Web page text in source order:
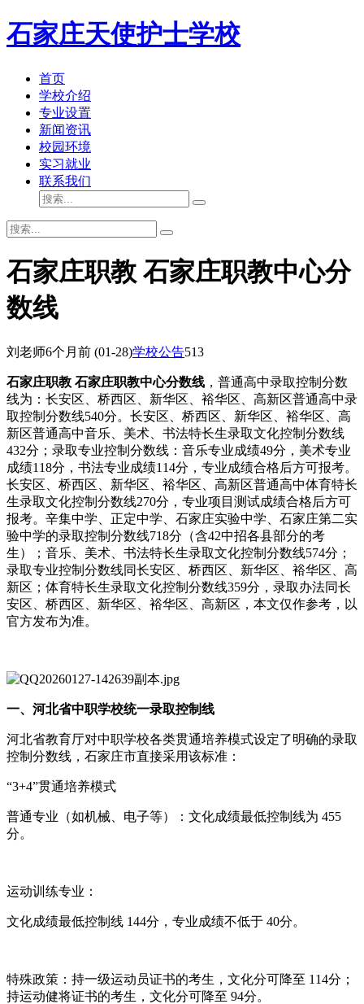
石家庄天使护士学校
首页
学校介绍
专业设置
新闻资讯
校园环境
实习就业
联系我们
石家庄职教 石家庄职教中心分
数线
刘老师6个月前 (01-28)学校公告513
石家庄职教 石家庄职教中心分数线 ，普通高中录取控制分数
线为：长安区、桥西区、新华区、裕华区、高新区普通高中录
取控制分数线540分。长安区、桥西区、新华区、裕华区、高
新区普通高中音乐、美术、书法特长生录取文化控制分数线
432分；录取专业控制分数线：音乐专业成绩49分，美术专业
成绩118分，书法专业成绩114分，专业成绩合格后方可报考。
长安区、桥西区、新华区、裕华区、高新区普通高中体育特长
生录取文化控制分数线270分，专业项目测试成绩合格后方可
报考。辛集中学、正定中学、石家庄实验中学、石家庄第二实
验中学的录取控制分数线718分（含42中招各县部分的考
生）；音乐、美术、书法特长生录取文化控制分数线574分；
录取专业控制分数线同长安区、桥西区、新华区、裕华区、高
新区；体育特长生录取文化控制分数线359分，录取办法同长
安区、桥西区、新华区、裕华区、高新区，本文仅作参考，以
官方发布为准。
一、河北省中职学校统一录取控制线
河北省教育厅对中职学校各类贯通培养模式设定了明确的录取
控制分数线，石家庄市直接采用该标准：
“3+4”贯通培养模式
普通专业（如机械、电子等）：文化成绩最低控制线为 455
分。
运动训练专业：
文化成绩最低控制线 144分，专业成绩不低于 40分。
特殊政策：持一级运动员证书的考生，文化分可降至 114分；
持运动健将证书的考生，文化分可降至 94分。